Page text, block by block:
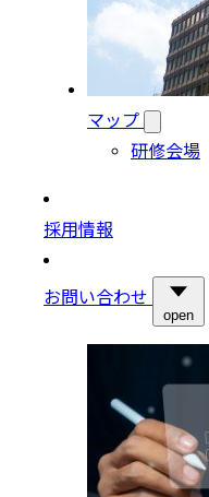
マップ
研修会場
採用情報
お問い合わせ
open